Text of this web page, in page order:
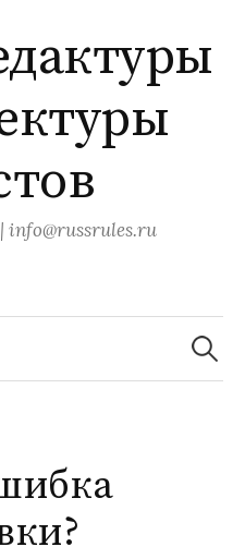
info@russrules.ru
Найти: